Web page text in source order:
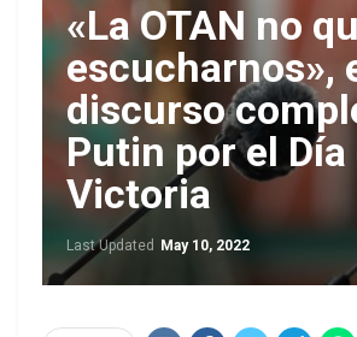
«La OTAN no
escucharnos»,
discurso
Putin por el Día
Victoria
Last Updated May 10, 2022